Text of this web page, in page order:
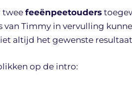
tweefeeënpeetouders
van Timmy in vervulling
altijd het gewenste
op de intro: